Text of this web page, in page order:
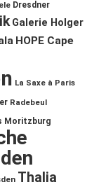
Dresdner
Galerie Holger
HOPE Cape
La Saxe à Paris
Radebeul
Moritzburg
Thalia